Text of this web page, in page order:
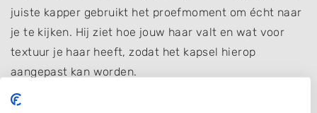
juiste kapper gebruikt het proefmoment om écht naar
je te kijken. Hij ziet hoe jouw haar valt en wat voor
textuur je haar heeft, zodat het kapsel hierop
aangepast kan worden.
5. Vertrouw op je gevoel